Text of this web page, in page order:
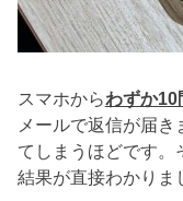
スマホからわずか10
メールで返信が届
てしまうほどです。
結果が直接わかりま